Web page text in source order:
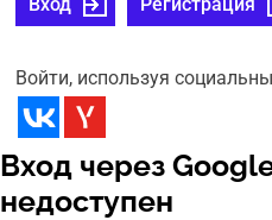
Войти, используя
Вход через
недоступен